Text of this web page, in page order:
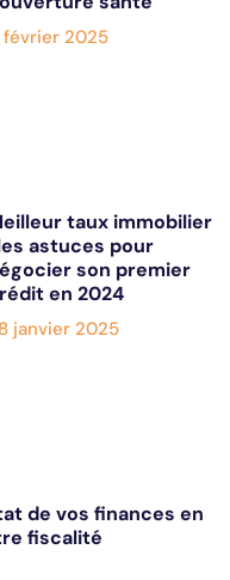
février 2025
taux immobilier
astuces pour
son premier
en 2024
janvier 2025
de vos finances en
fiscalité